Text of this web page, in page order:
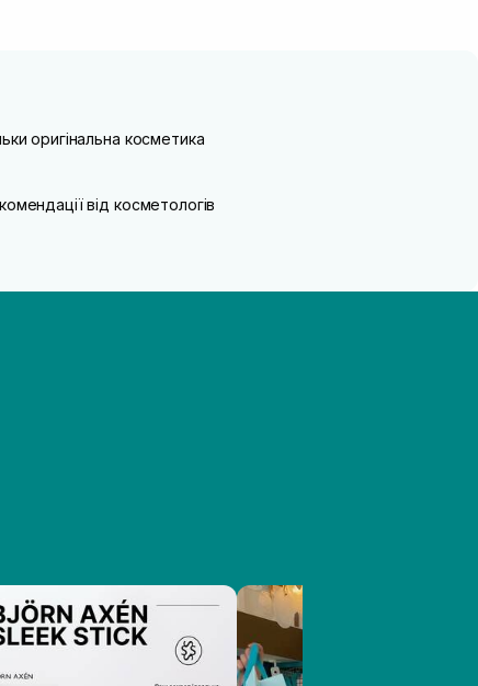
оригінальна косметика
від косметологів